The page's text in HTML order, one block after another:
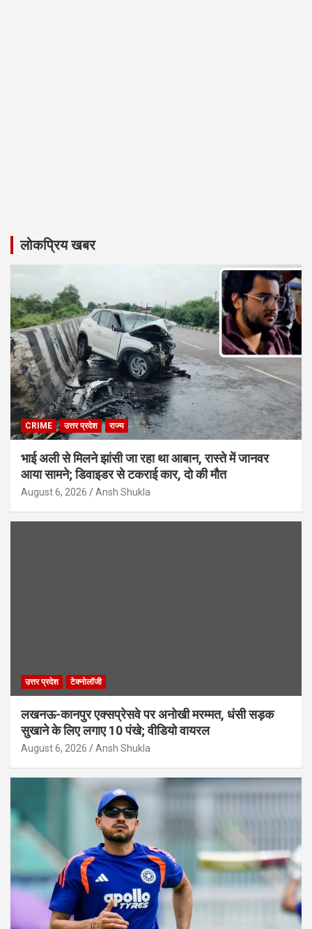
लोकप्रिय खबर
CRIME उत्तर प्रदेश राज्य
भाई अली से मिलने झांसी जा रहा था आबान, रास्ते में जानवर
आया सामने; डिवाइडर से टकराई कार, दो की मौत
August 6, 2026 Ansh Shukla
उत्तर प्रदेश टेक्नोलॉजी
लखनऊ-कानपुर एक्सप्रेसवे पर अनोखी मरम्मत, धंसी सड़क
सुखाने के लिए लगाए 10 पंखे; वीडियो वायरल
August 6, 2026 Ansh Shukla